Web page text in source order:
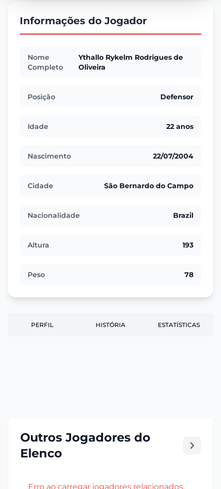
Informações do Jogador
Nome
Completo
Ythallo Rykelm Rodrigues de
Oliveira
Posição Defensor
Idade 22 anos
Nascimento 22/07/2004
Cidade São Bernardo do Campo
Nacionalidade Brazil
Altura 193
Peso 78
PERFIL HISTÓRIA ESTATÍSTICAS
Outros Jogadores do
Elenco
Erro ao carregar jogadores relacionados.